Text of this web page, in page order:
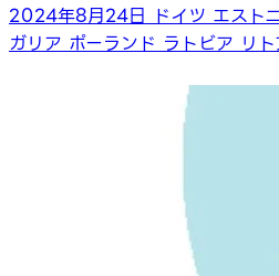
2024年8月24日 ドイツ エスト
ガリア ポーランド ラトビア リ